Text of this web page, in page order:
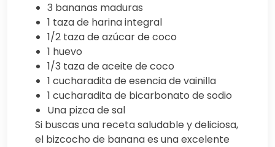
3 bananas maduras
1 taza de harina integral
1/2 taza de azúcar de coco
1 huevo
1/3 taza de aceite de coco
1 cucharadita de esencia de vainilla
1 cucharadita de bicarbonato de sodio
Una pizca de sal
Si buscas una receta saludable y deliciosa,
el bizcocho de banana es una excelente